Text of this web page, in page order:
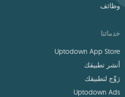
وظائف
خدماتنا
Uptodown App Store
أنشر تطبيقك
رَوِّج لتطبيقك
Uptodown Ads